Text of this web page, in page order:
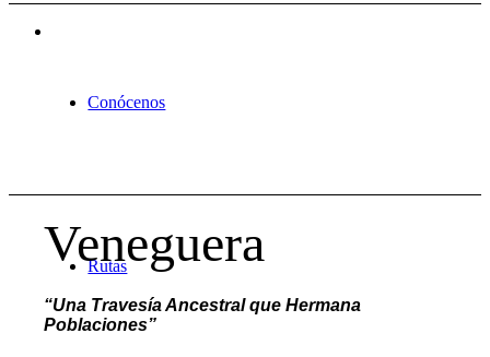
Conócenos
Rutas
Veneguera
“Una Travesía Ancestral que Hermana
Poblaciones”